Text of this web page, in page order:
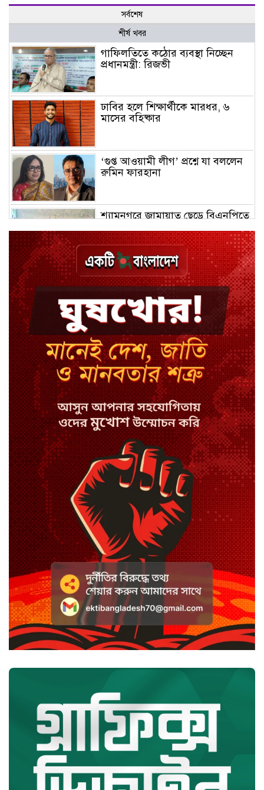
সর্বশেষ
শীর্ষ খবর
গাফিলতিতে কঠোর ব্যবস্থা নিচ্ছেন
প্রধানমন্ত্রী: রিজভী
ঢাবির হলে শিক্ষার্থীকে মারধর, ৬
মাসের বহিষ্কার
‘গুপ্ত আওয়ামী লীগ’ প্রশ্নে যা বললেন
রুমিন ফারহানা
শ্যামনগরে জামায়াত ছেড়ে বিএনপিতে
ঢাকায় হালকা বৃষ্টির সম্ভাবনা, বাড়তে
পারে তাপমাত্রা
মন্ত্রী-এমপিদের উপস্থিতিতে ইউএনওর
আইফোন চুরি
সিরাজগঞ্জে বাস ট্রাক দুর্ঘটনা, চালকসহ
নিহত ২
স্পিকারের নামে জাল ডিও, প্রতারণার
অভিযোগে এসিল্যান্ডের বিরুদ্ধে মামলা
সাদা না বাদামি চিনি, কোনটি ভালো?
হাসানের ৪ উইকেটের দিনে ধুঁকছে
বাংলাদেশ